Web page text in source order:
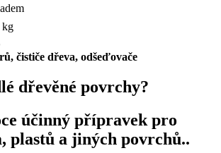
kg
čističe dřeva, odšeďovače
dřevěné povrchy?
účinný přípravek pro
plastů a jiných povrchů..